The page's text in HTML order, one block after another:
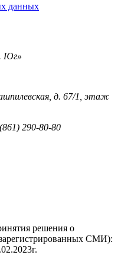
данных
Юг»
д. 67/1, этаж
290-80-80
решения о
СМИ):